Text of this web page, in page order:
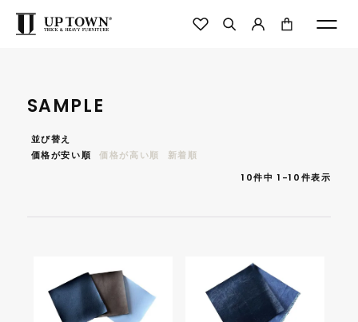
SAMPLE
並び替え
価格が安い順
価格が高い順
新着順
10件中 1 -10件表示